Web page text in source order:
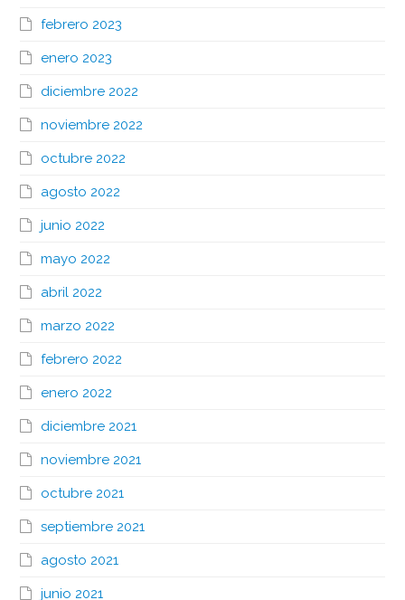
febrero 2023
enero 2023
diciembre 2022
noviembre 2022
octubre 2022
agosto 2022
junio 2022
mayo 2022
abril 2022
marzo 2022
febrero 2022
enero 2022
diciembre 2021
noviembre 2021
octubre 2021
septiembre 2021
agosto 2021
junio 2021